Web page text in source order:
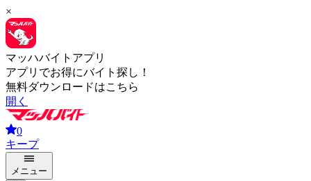
×
マッハバイトアプリ
アプリでお得にバイト探し！
無料ダウンロードはこちら
開く
0
キープ
メニュー